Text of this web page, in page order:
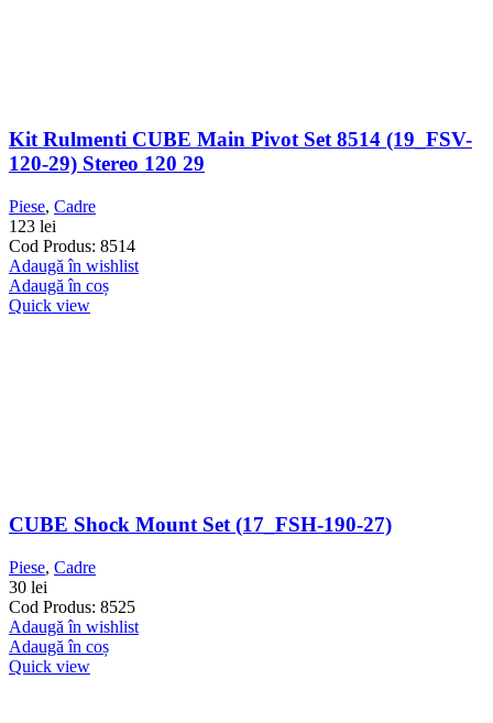
Kit Rulmenti CUBE Main Pivot Set 8514 (19_FSV-
120-29) Stereo 120 29
Piese, Cadre
123 lei
Cod Produs: 8514
Adaugă în wishlist
Adaugă în coș
Quick view
CUBE Shock Mount Set (17_FSH-190-27)
Piese, Cadre
30 lei
Cod Produs: 8525
Adaugă în wishlist
Adaugă în coș
Quick view